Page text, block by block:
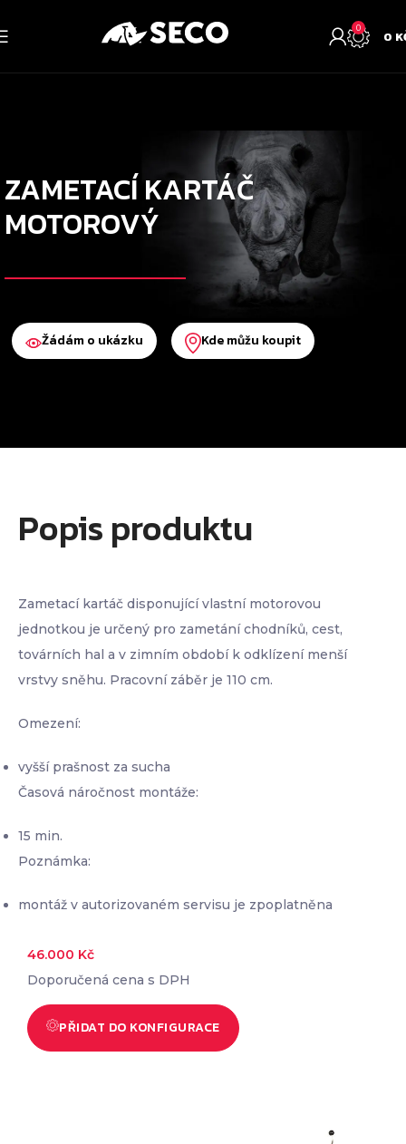
0
0
ZAMETACÍ KARTÁČ
MOTOROVÝ
Žádám o ukázku Kde můžu koupit
Popis produktu
Zametací kartáč disponující vlastní motorovou
jednotkou je určený pro zametání chodníků, cest,
továrních hal a v zimním období k odklízení menší
vrstvy sněhu. Pracovní záběr je 110 cm.
Omezení:
vyšší prašnost za sucha
Časová náročnost montáže:
15 min.
Poznámka:
montáž v autorizovaném servisu je zpoplatněna
46.000 Kč
Doporučená cena s DPH
PŘIDAT DO KONFIGURACE